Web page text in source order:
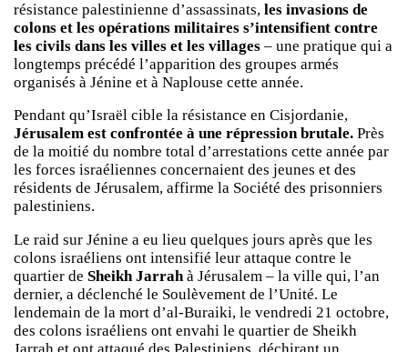
résistance palestinienne d’assassinats, les invasions de
colons et les opérations militaires s’intensifient contre
les civils dans les villes et les villages – une pratique qui a
longtemps précédé l’apparition des groupes armés
organisés à Jénine et à Naplouse cette année.
Pendant qu’Israël cible la résistance en Cisjordanie,
Jérusalem est confrontée à une répression brutale. Près
de la moitié du nombre total d’arrestations cette année par
les forces israéliennes concernaient des jeunes et des
résidents de Jérusalem, affirme la Société des prisonniers
palestiniens.
Le raid sur Jénine a eu lieu quelques jours après que les
colons israéliens ont intensifié leur attaque contre le
quartier de Sheikh Jarrahà Jérusalem – la ville qui, l’an
dernier, a déclenché le Soulèvement de l’Unité. Le
lendemain de la mort d’al-Buraiki, le vendredi 21 octobre,
des colons israéliens ont envahi le quartier de Sheikh